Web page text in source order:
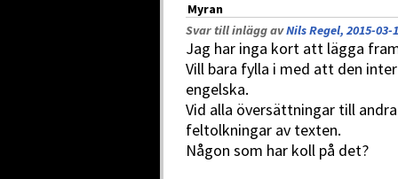
Myran
Svar till inlägg avNils Regel, 2015-03-
Jag har inga kort att lägga
Vill bara fylla i med att den
engelska.
Vid alla översättningar till
feltolkningar av texten.
Någon som har koll på det?